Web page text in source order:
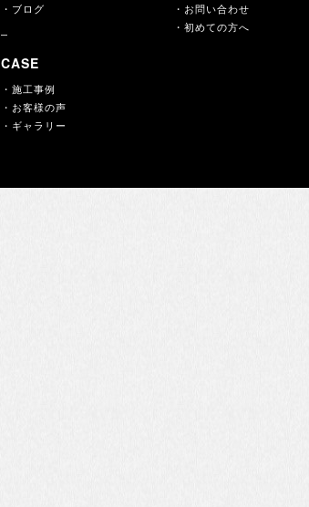
・ブログ
CASE
・施工事例
・お客様の声
・ギャラリー
・お問い合わせ
・初めての方へ